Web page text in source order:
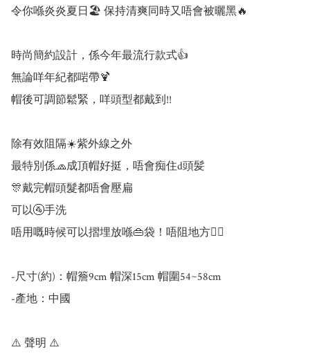
令你喺炎炎夏日🏖️ 保持清爽同時又唔會被曬黑🔥
時尚簡約設計，係今年最流行款式👍
無論咩年紀都啱帶🍹
帽後可調節鬆緊，咩頭型都戴到!!
除有效阻隔☀️紫外線之外
最特別係🧢成頂帽好挺，唔會痴住d頭髪
🎊戴完帽頭髮都唔會壓扁
可以🚰手洗
唔用嘅時候可以摺埋放喺👜袋！唔阻地方✌🏼
-尺寸(約)：帽簷9cm 帽深15cm 帽圍54~58cm
-產地：中國
⚠️ 聲明 ⚠️